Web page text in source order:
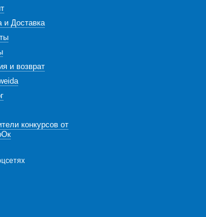
и Доставка
и возврат
конкурсов от